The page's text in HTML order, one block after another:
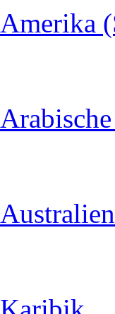
Amerika
Australien